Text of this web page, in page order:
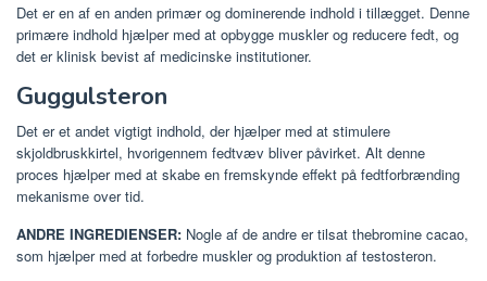
Det er en af ​​en anden primær og dominerende indhold i tillægget. Denne
primære indhold hjælper med at opbygge muskler og reducere fedt, og
det er klinisk bevist af medicinske institutioner.
Guggulsteron
Det er et andet vigtigt indhold, der hjælper med at stimulere
skjoldbruskkirtel, hvorigennem fedtvæv bliver påvirket. Alt denne
proces hjælper med at skabe en fremskynde effekt på fedtforbrænding
mekanisme over tid.
ANDRE INGREDIENSER: Nogle af de andre er tilsat thebromine cacao,
som hjælper med at forbedre muskler og produktion af testosteron.